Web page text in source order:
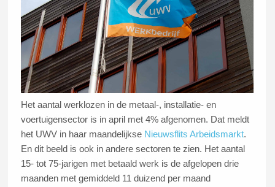
Het aantal werklozen in de metaal-, installatie- en
voertuigensector is in april met 4% afgenomen. Dat meldt
het UWV in haar maandelijkse Nieuwsflits Arbeidsmarkt.
En dit beeld is ook in andere sectoren te zien. Het aantal
15- tot 75-jarigen met betaald werk is de afgelopen drie
maanden met gemiddeld 11 duizend per maand